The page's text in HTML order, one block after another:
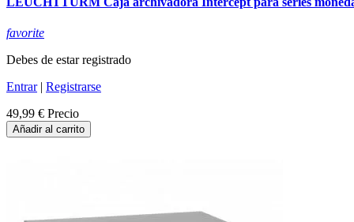
favorite
Debes de estar registrado
Entrar| Registrarse
49,99 € Precio
Añadir al carrito